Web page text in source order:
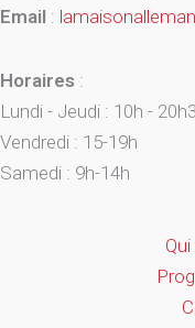
Email :
Horaires :
Lundi - Jeudi : 10h -
Vendredi : 15-19h
Samedi : 9h-14h